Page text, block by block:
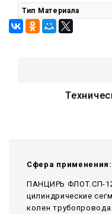
Тип Материала
Сфера применения:
ПАНЦИРЬ ФЛОТ.СП-
цилиндрические
колен